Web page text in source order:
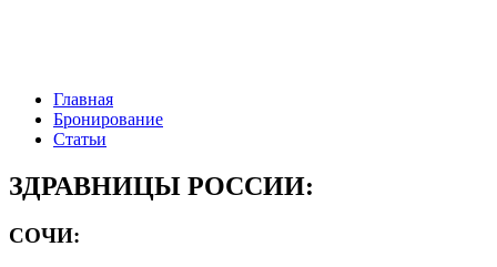
Главная
Бронирование
Статьи
ЗДРАВНИЦЫ РОССИИ:
СОЧИ: